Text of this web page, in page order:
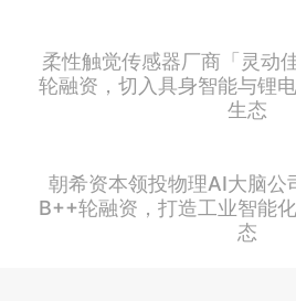
柔性触觉传感器厂商「灵动
轮融资，切入具身智能与锂
生态
朝希资本领投物理AI大脑公
B++轮融资，打造工业智能
态